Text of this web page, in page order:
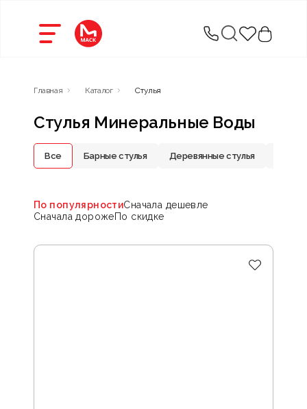
Главная Каталог Стулья
Стулья Минеральные Воды
Все Барные стулья Деревянные стулья
По популярностиСначала дешевле
Сначала дорожеПо скидке